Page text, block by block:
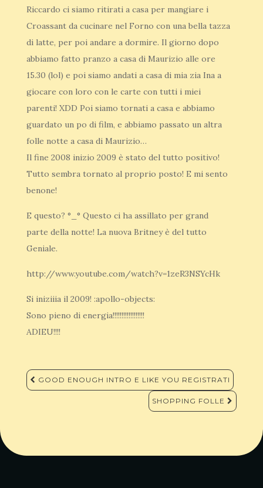
Riccardo ci siamo ritirati a casa per mangiare i
Croassant da cucinare nel Forno con una bella tazza
di latte, per poi andare a dormire. Il giorno dopo
abbiamo fatto pranzo a casa di Maurizio alle ore
15.30 (lol) e poi siamo andati a casa di mia zia Ina a
giocare con loro con le carte con tutti i miei
parenti! XDD Poi siamo tornati a casa e abbiamo
guardato un po di film, e abbiamo passato un altra
folle notte a casa di Maurizio…
Il fine 2008 inizio 2009 è stato del tutto positivo!
Tutto sembra tornato al proprio posto! E mi sento
benone!
E questo? °_° Questo ci ha assillato per grand
parte della notte! La nuova Britney è del tutto
Geniale.
http://www.youtube.com/watch?v=1zeR3NSYcHk
Si iniziiia il 2009! :apollo-objects:
Sono pieno di energia!!!!!!!!!!!!!!!!!!
ADIEU!!!!
Navigazione
articoli
GOOD ENOUGH INTRO E LIKE YOU REGISTRATI
SHOPPING FOLLE